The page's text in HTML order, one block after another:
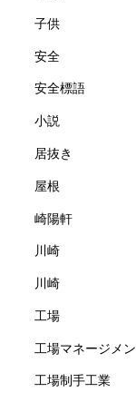
子供
安全
安全標語
小説
居抜き
屋根
崎陽軒
川崎
川崎
工場
工場マネージメン
工場制手工業